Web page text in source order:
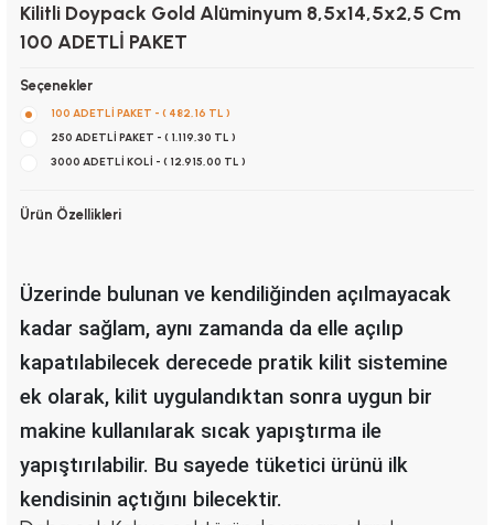
Kilitli Doypack Gold Alüminyum 8,5x14,5x2,5 Cm
100 ADETLİ PAKET
Seçenekler
100 ADETLİ PAKET - ( 482,16 TL )
250 ADETLİ PAKET - ( 1.119,30 TL )
3000 ADETLİ KOLİ - ( 12.915,00 TL )
Ürün Özellikleri
Üzerinde bulunan ve kendiliğinden açılmayacak
kadar sağlam, aynı zamanda da elle açılıp
kapatılabilecek derecede pratik kilit sistemine
ek olarak, kilit uygulandıktan sonra uygun bir
makine kullanılarak sıcak yapıştırma ile
yapıştırılabilir. Bu sayede tüketici ürünü ilk
kendisinin açtığını bilecektir.